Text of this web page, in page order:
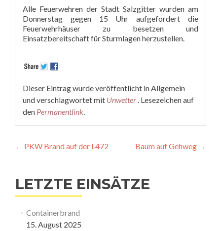
Alle Feuerwehren der Stadt Salzgitter wurden am
Donnerstag gegen 15 Uhr aufgefordert die
Feuerwehrhäuser zu besetzen und
Einsatzbereitschaft für Sturmlagen herzustellen.
Dieser Eintrag wurde veröffentlicht in Allgemein
und verschlagwortet mit Unwetter . Lesezeichen auf
den Permanentlink.
Beitragsnavigation
← PKW Brand auf der L472 Baum auf Gehweg →
LETZTE EINSÄTZE
Containerbrand
15. August 2025